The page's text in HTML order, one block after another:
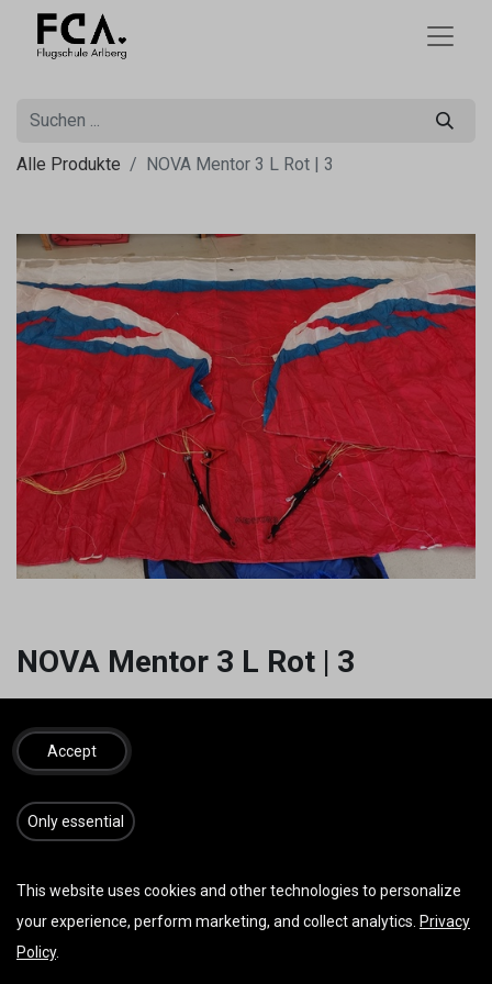
Alle Produkte NOVA Mentor 3 L Rot | 3
NOVA Mentor 3 L Rot | 3
IN DEN WARENKORB
Auf die Wunschliste
Nur 1 Einheit(en) auf Lager.
AGB
Accept
​​​Only essential
This website uses cookies and other technologies to personalize
your experience, perform marketing, and collect analytics. Privacy
Policy.